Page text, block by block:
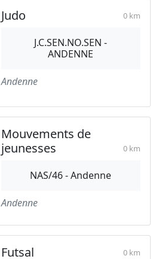
Judo 0 km
J.C.SEN.NO.SEN -
ANDENNE
Andenne
Mouvements de
jeunesses
0 km
NAS/46 - Andenne
Andenne
Futsal 0 km